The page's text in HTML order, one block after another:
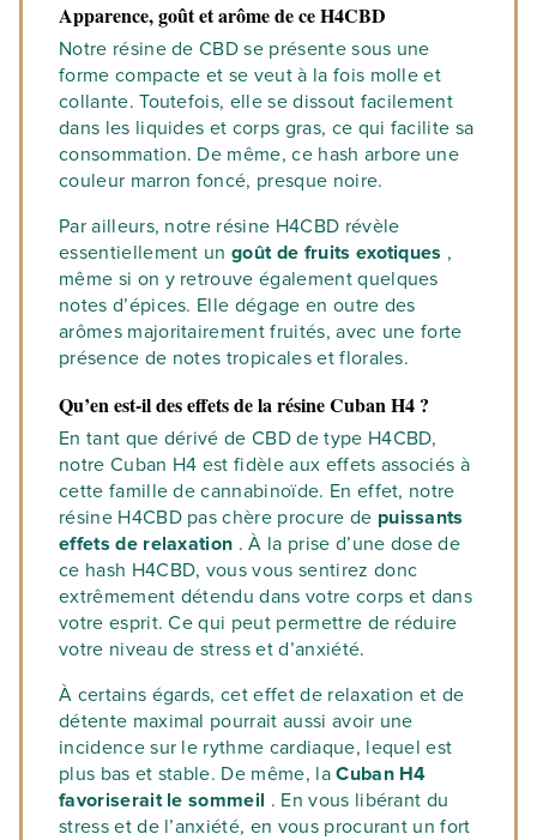
Apparence, goût et arôme de ce H4CBD
Notre résine de CBD se présente sous une
forme compacte et se veut à la fois molle et
collante. Toutefois, elle se dissout facilement
dans les liquides et corps gras, ce qui facilite sa
consommation. De même, ce hash arbore une
couleur marron foncé, presque noire.
Par ailleurs, notre résine H4CBD révèle
essentiellement ungoût de fruits exotiques ,
même si on y retrouve également quelques
notes d’épices. Elle dégage en outre des
arômes majoritairement fruités, avec une forte
présence de notes tropicales et florales.
Qu’en est-il des effets de la résine Cuban H4 ?
En tant que dérivé de CBD de type H4CBD,
notre Cuban H4 est fidèle aux effets associés à
cette famille de cannabinoïde. En effet, notre
résine H4CBD pas chère procure de puissants
effets de relaxation . À la prise d’une dose de
ce hash H4CBD, vous vous sentirez donc
extrêmement détendu dans votre corps et dans
votre esprit. Ce qui peut permettre de réduire
votre niveau de stress et d’anxiété.
À certains égards, cet effet de relaxation et de
détente maximal pourrait aussi avoir une
incidence sur le rythme cardiaque, lequel est
plus bas et stable. De même, laCuban H4
favoriserait le sommeil . En vous libérant du
stress et de l’anxiété, en vous procurant un fort